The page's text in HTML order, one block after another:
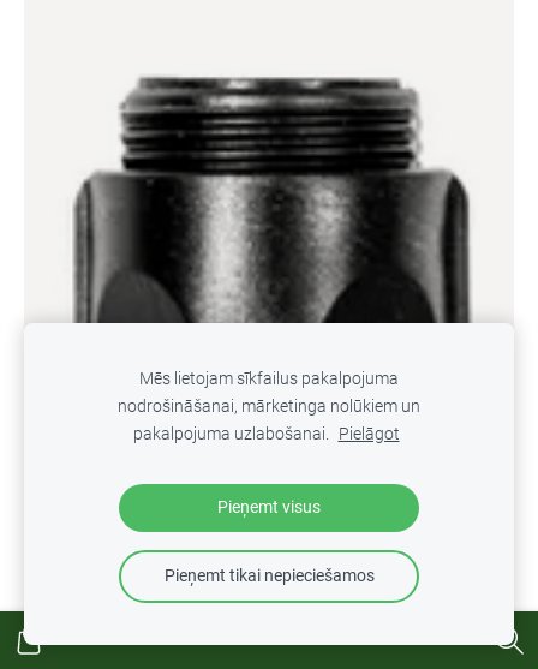
Mēs lietojam sīkfailus pakalpojuma
nodrošināšanai, mārketinga nolūkiem un
pakalpojuma uzlabošanai. Pielāgot
Pieņemt visus
Pieņemt tikai nepieciešamos